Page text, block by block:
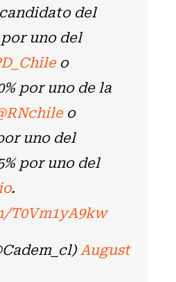
del
por uno del
o
por uno de la
o
uno del
por uno del
.
August